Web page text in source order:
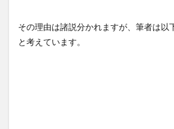
その理由は諸説分かれますが、筆者は以
と考えています。